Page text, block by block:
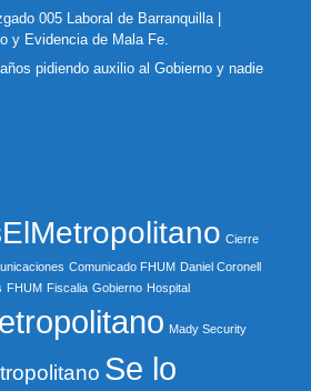
005 Laboral de Barranquilla |
y Evidencia de Mala Fe.
pidiendo auxilio al Gobierno y nadie
Cierre
Comunicado FHUM Daniel Coronell
FHUM Fiscalia Gobierno Hospital
Mady Security
Se lo